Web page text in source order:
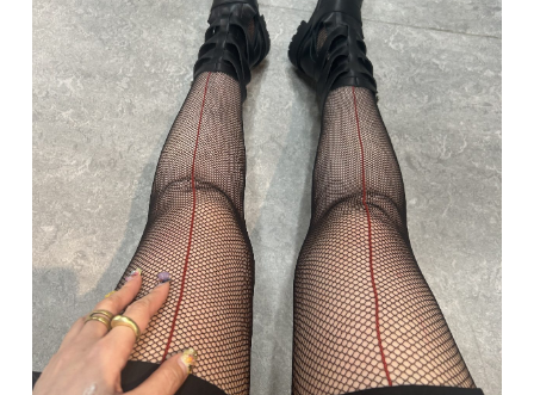
CATEGORY